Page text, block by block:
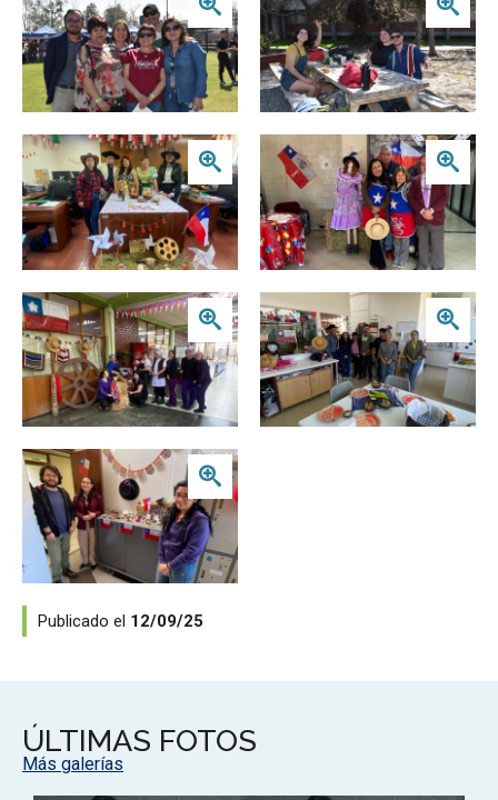
Zoom Zoom
Zoom Zoom
Zoom
Publicado el 12/09/25
ÚLTIMAS FOTOS
Más galerías